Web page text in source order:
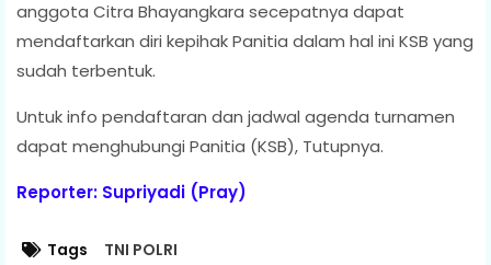
anggota Citra Bhayangkara secepatnya dapat
mendaftarkan diri kepihak Panitia dalam hal ini KSB yang
sudah terbentuk.
Untuk info pendaftaran dan jadwal agenda turnamen
dapat menghubungi Panitia (KSB), Tutupnya.
Reporter: Supriyadi (Pray)
Tags TNI POLRI